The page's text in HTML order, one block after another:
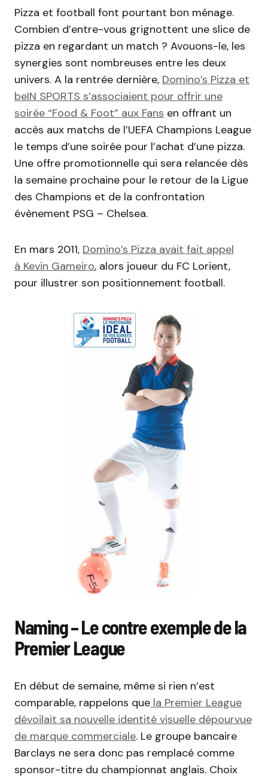
Pizza et football font pourtant bon ménage.
Combien d’entre-vous grignottent une slice de
pizza en regardant un match ? Avouons-le, les
synergies sont nombreuses entre les deux
univers. A la rentrée dernière, Domino’s Pizza et
beIN SPORTS s’associaient pour offrir une
soirée “Food & Foot” aux Fans en offrant un
accès aux matchs de l’UEFA Champions League
le temps d’une soirée pour l’achat d’une pizza.
Une offre promotionnelle qui sera relancée dès
la semaine prochaine pour le retour de la Ligue
des Champions et de la confrontation
évènement PSG – Chelsea.
En mars 2011, Domino’s Pizza avait fait appel
à Kevin Gameiro, alors joueur du FC Lorient,
pour illustrer son positionnement football.
Naming – Le contre exemple de la
Premier League
En début de semaine, même si rien n’est
comparable, rappelons que la Premier League
dévoilait sa nouvelle identité visuelle dépourvue
de marque commerciale. Le groupe bancaire
Barclays ne sera donc pas remplacé comme
sponsor-titre du championnat anglais. Choix